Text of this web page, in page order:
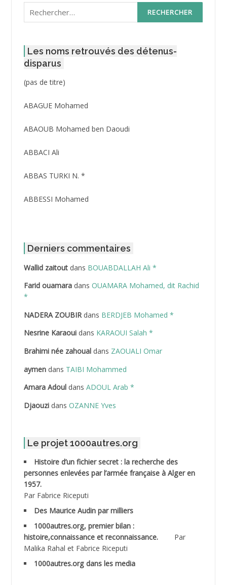
Rechercher :
Les noms retrouvés des détenus-
disparus
(pas de titre)Post
3416
ABAGUE Mohamed
ABAOUB Mohamed ben Daoudi
ABBACI Ali
ABBAS TURKI N. *
ABBESSI Mohamed
ABDAT Amar
ABDEDDAIM Hamid
ABDELAZIZ Mohamed
ABDELHAFID Lakhdar
ABDELLI Mohamed
ABDELLI Mohamed *
ABDELMOUMENE Ahmed
ABDESMED Mohamed ben Kaddour
ABDESSELAMI Kouider
ABDESSLEM Ahmed dit le Coiffeur
ABDOUDOU
Derniers commentaires
Wallid zaitoutdans BOUABDALLAH Ali *
Farid ouamaradans OUAMARA Mohamed, dit Rachid
*
NADERA ZOUBIRdans BERDJEB Mohamed *
Nesrine Karaouidans KARAOUI Salah *
Brahimi née zahoualdans ZAOUALI Omar
aymendans TAIBI Mohammed
Amara Adouldans ADOUL Arab *
Djaouzidans OZANNE Yves
Le projet 1000autres.org
Histoire d’un fichier secret : la recherche des
personnes enlevées par l’armée française à Alger en
1957.
Par Fabrice Riceputi
Des Maurice Audin par milliers
1000autres.org, premier bilan :
histoire,connaissance et reconnaissance.
Par
Malika Rahal et Fabrice Riceputi
1000autres.org dans les media